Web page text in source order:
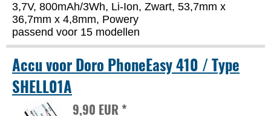
3,7V, 800mAh/3Wh, Li-Ion, Zwart, 53,7mm x
36,7mm x 4,8mm, Powery
passend voor 15 modellen
Accu voor Doro PhoneEasy 410 / Type
SHELL01A
9,90 EUR *